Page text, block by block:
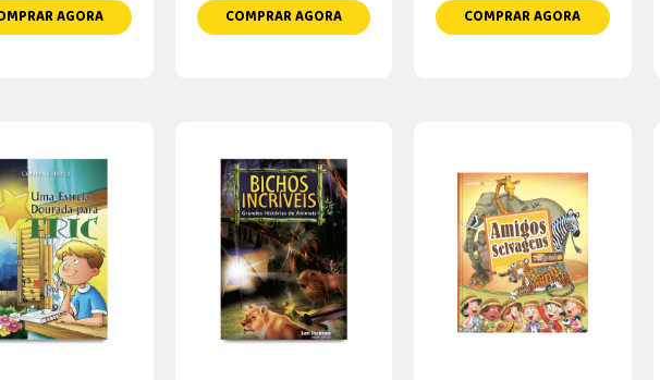
AGORA
COMPRAR AGORA
COMPRAR AGORA